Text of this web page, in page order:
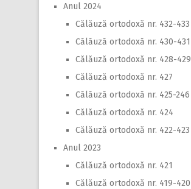
Anul 2024
Călăuză ortodoxă nr. 432-433
Călăuză ortodoxă nr. 430-431
Călăuză ortodoxă nr. 428-429
Călăuză ortodoxă nr. 427
Călăuză ortodoxă nr. 425-246
Călăuză ortodoxă nr. 424
Călăuză ortodoxă nr. 422-423
Anul 2023
Călăuză ortodoxă nr. 421
Călăuză ortodoxă nr. 419-420